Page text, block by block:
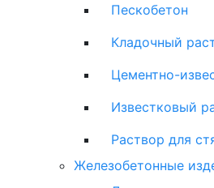
Пескобетон
Кладочный
Цементно-
Известковый
Раствор для
Железобетонные